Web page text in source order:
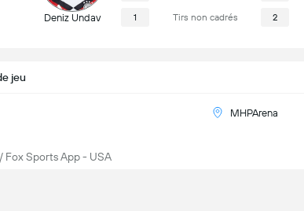
Deniz Undav 1 Tirs non cadrés 2
jeu
MHPArena
Fox Sports App - USA